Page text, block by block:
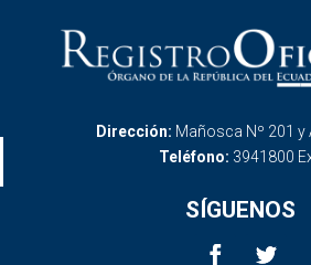
Dirección: Mañosca Nº 201 y
Teléfono: 3941800
SÍGUENOS